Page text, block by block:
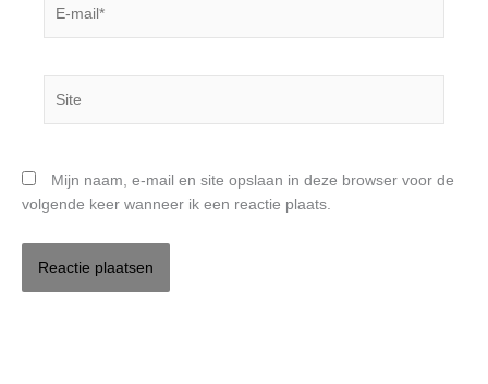
Mijn naam, e-mail en site opslaan in deze browser voor de
volgende keer wanneer ik een reactie plaats.